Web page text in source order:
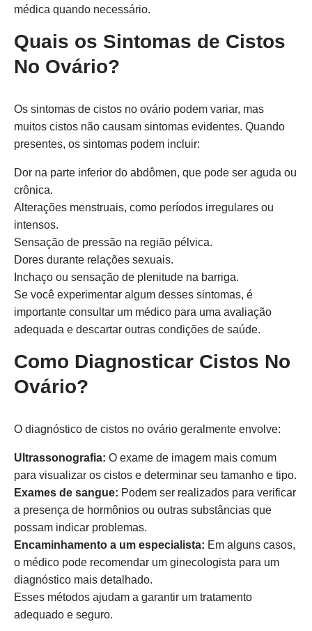
médica quando necessário.
Quais os Sintomas de Cistos
No Ovário?
Os sintomas de cistos no ovário podem variar, mas
muitos cistos não causam sintomas evidentes. Quando
presentes, os sintomas podem incluir:
Dor na parte inferior do abdômen, que pode ser aguda ou
crônica.
Alterações menstruais, como períodos irregulares ou
intensos.
Sensação de pressão na região pélvica.
Dores durante relações sexuais.
Inchaço ou sensação de plenitude na barriga.
Se você experimentar algum desses sintomas, é
importante consultar um médico para uma avaliação
adequada e descartar outras condições de saúde.
Como Diagnosticar Cistos No
Ovário?
O diagnóstico de cistos no ovário geralmente envolve:
Ultrassonografia: O exame de imagem mais comum
para visualizar os cistos e determinar seu tamanho e tipo.
Exames de sangue: Podem ser realizados para verificar
a presença de hormônios ou outras substâncias que
possam indicar problemas.
Encaminhamento a um especialista: Em alguns casos,
o médico pode recomendar um ginecologista para um
diagnóstico mais detalhado.
Esses métodos ajudam a garantir um tratamento
adequado e seguro.